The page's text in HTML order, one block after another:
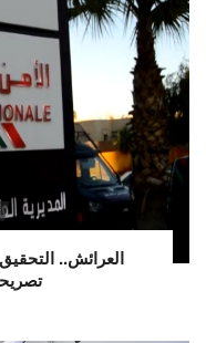
العرائش..